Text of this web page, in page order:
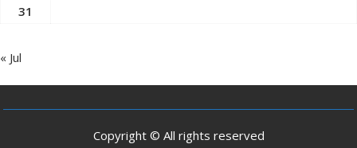
31
« Jul
Copyright © All rights reserved